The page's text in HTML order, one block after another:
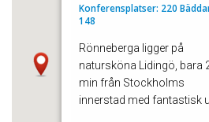
Konferensplatser: 220
148
Rönneberga ligger på
natursköna Lidingö, bara
min från Stockholms
innerstad med fantastisk